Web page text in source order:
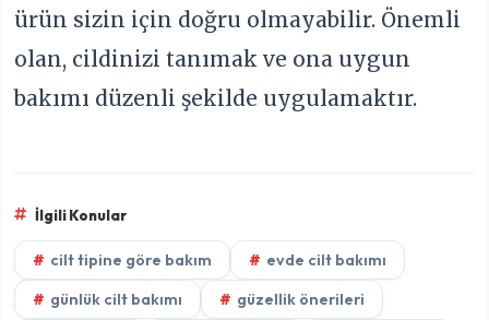
ürün sizin için doğru olmayabilir. Önemli
olan, cildinizi tanımak ve ona uygun
bakımı düzenli şekilde uygulamaktır.
İlgili Konular
cilt tipine göre bakım
evde cilt bakımı
günlük cilt bakımı
güzellik önerileri